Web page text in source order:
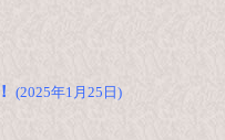
(2025年1月25日)